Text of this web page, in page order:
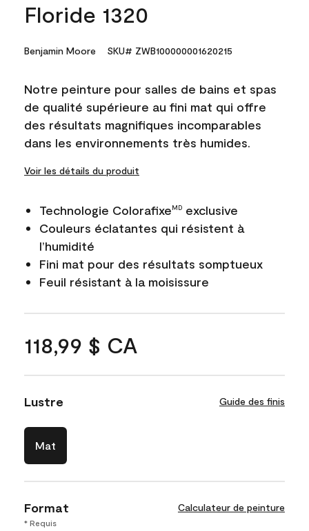
Floride 1320
Benjamin Moore SKU# ZWB100000001620215
Notre peinture pour salles de bains et spas
de qualité supérieure au fini mat qui offre
des résultats magnifiques incomparables
dans les environnements très humides.
Voir les détails du produit
Technologie ColorafixeMD exclusive
Couleurs éclatantes qui résistent à
l’humidité
Fini mat pour des résultats somptueux
Feuil résistant à la moisissure
118,99 $ CA
Lustre Guide des finis
Mat
Format Calculateur de peinture
* Requis